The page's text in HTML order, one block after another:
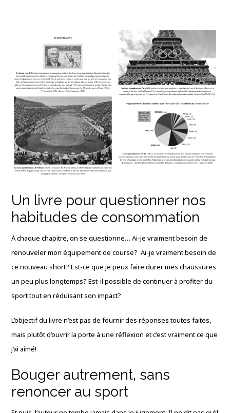
Un livre pour questionner nos
habitudes de consommation
À chaque chapitre, on se questionne… Ai-je vraiment besoin de
renouveler mon équipement de course? Ai-je vraiment besoin de
ce nouveau short? Est-ce que je peux faire durer mes chaussures
un peu plus longtemps? Est-il possible de continuer à profiter du
sport tout en réduisant son impact?
L’objectif du livre n’est pas de fournir des réponses toutes faites,
mais plutôt d’ouvrir la porte à une réflexion et c’est vraiment ce que
j’ai aimé!
Bouger autrement, sans
renoncer au sport